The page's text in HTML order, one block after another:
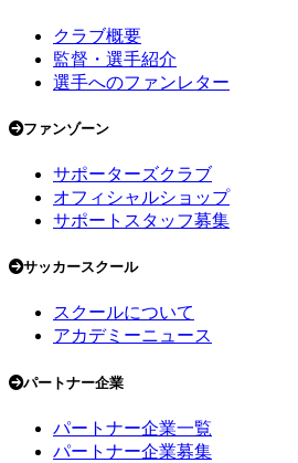
クラブ概要
監督・選手紹介
選手へのファンレター
ファンゾーン
サポーターズクラブ
オフィシャルショップ
サポートスタッフ募集
サッカースクール
スクールについて
アカデミーニュース
パートナー企業
パートナー企業一覧
パートナー企業募集